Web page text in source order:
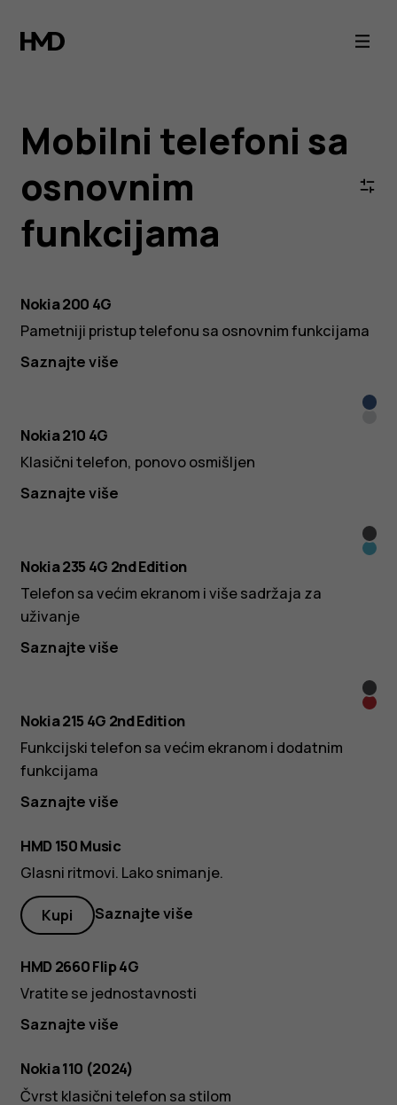
Nokia
&
HMD
4G/2G
Feature
Phones
Official
Mobilni telefoni sa
osnovnim
funkcijama
Nokia 200 4G
Pametniji pristup telefonu sa osnovnim funkcijama
Saznajte više
Dark
Nokia 210 4G
Klasični telefon, ponovo osmišljen
Saznajte više
Blue
Nokia 235 4G 2nd Edition
Telefon sa većim ekranom i više sadržaja za
uživanje
Saznajte više
Crna
Nokia 215 4G 2nd Edition
Funkcijski telefon sa većim ekranom i dodatnim
funkcijama
Saznajte više
HMD 150 Music
Glasni ritmovi. Lako snimanje.
Kupi Saznajte više
HMD 2660 Flip 4G
Vratite se jednostavnosti
Saznajte više
Nokia 110 (2024)
Čvrst klasični telefon sa stilom